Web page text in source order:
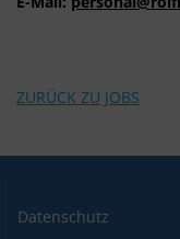
ZURÜCK ZU JOBS
Datenschutz